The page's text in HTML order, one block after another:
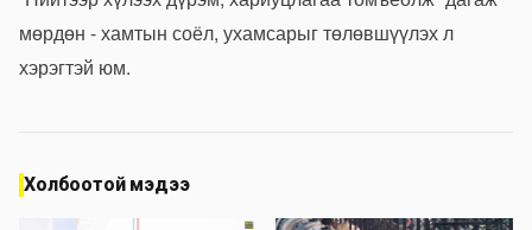
мөрдөн - хамтын соёл, ухамсарыг төлөвшүүлэх л
хэрэгтэй юм.
Холбоотой мэдээ